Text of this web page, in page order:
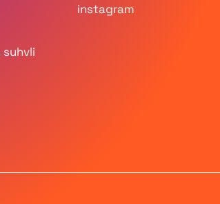
toetab laste liikumist ja sotsiaalset suhtlust
instagram